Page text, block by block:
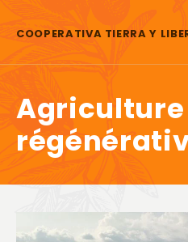
COOPERATIVA TIERRA Y
Agriculture